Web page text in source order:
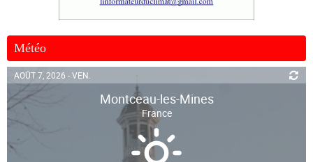
Météo
AOÛT 7, 2026 - VEN.
Montceau-les-Mines
France